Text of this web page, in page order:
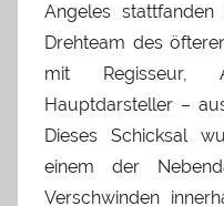
Angeles
Drehteam des
mit Regisseur,
Hauptdarsteller –
Dieses Schicksal
einem der
Verschwinden